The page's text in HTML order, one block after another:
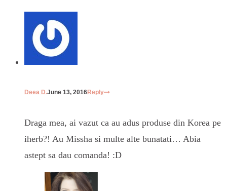
Deea D.June 13, 2016Reply
Draga mea, ai vazut ca au adus produse din Korea pe
iherb?! Au Missha si multe alte bunatati… Abia
astept sa dau comanda! :D